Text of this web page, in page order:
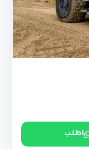
اطلب